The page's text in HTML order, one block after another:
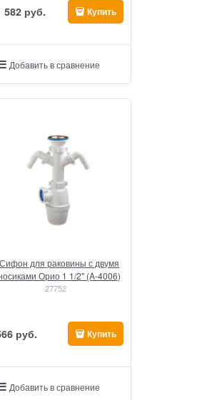
582 руб. Купить
Добавить в сравнение
Сифон для раковины с двумя
Орио 1 1/2" (A-4006)
27752
руб. Купить
Добавить в сравнение